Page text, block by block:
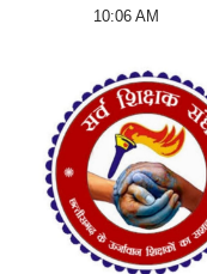
10:06 AM